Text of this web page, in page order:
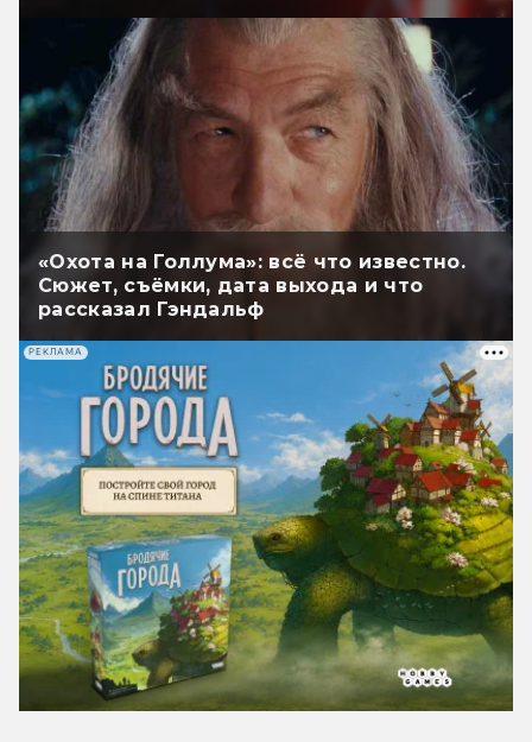
«Охота на Голлума»: всё что известно.
Сюжет, съёмки, дата выхода и что
рассказал Гэндальф
РЕКЛАМА